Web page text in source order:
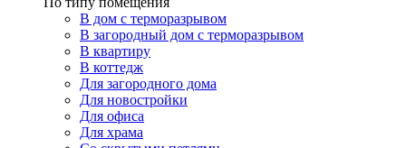
В дом с терморазрывом
В загородный дом с терморазрывом
В квартиру
В коттедж
Для загородного дома
Для новостройки
Для офиса
Для храма